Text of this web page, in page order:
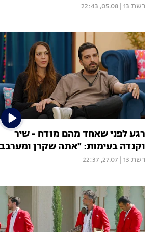
רשת 13 05.08, 22:43
רגע לפני שאחד מהם מודח - שיר
וקנדה בעימות: "אתה שקרן
רשת 13 27.07, 22:37